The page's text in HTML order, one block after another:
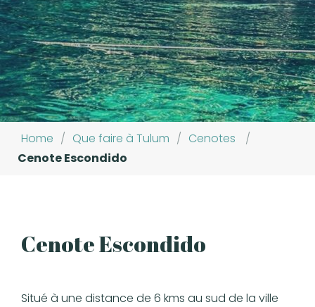
Home / Que faire à Tulum / Cenotes
/
Cenote Escondido
Cenote Escondido
Situé à une distance de 6 kms au sud de la ville